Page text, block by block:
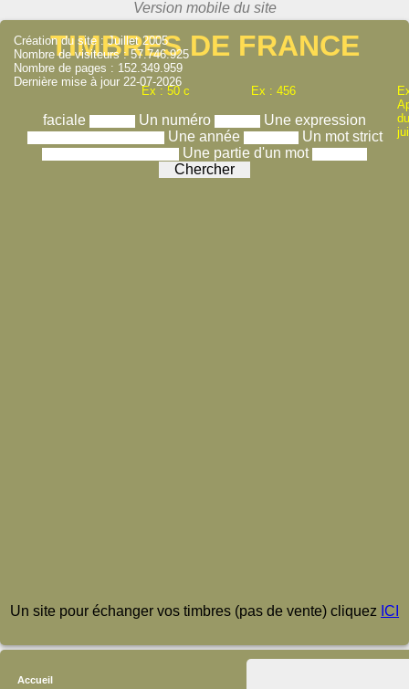
TIMBRES DE FRANCE
Ex : 50 c Ex : 456
faciale Un numéro
Une expression
Une année
Un mot strict
Une partie d'un mot
Création du site : Juillet 2005
Nombre de visiteurs : 57.746.925
Nombre de pages : 152.349.959
Dernière mise à jour 22-07-2026
Un site pour échanger vos timbres (pas de vente) cliquez ICI
Accueil